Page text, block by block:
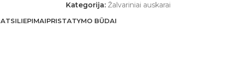
Kategorija: Žalvariniai auskarai
ATSILIEPIMAIPRISTATYMO BŪDAI